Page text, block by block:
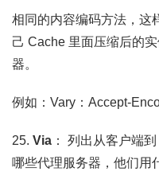
相同的内容编码方法，这
己 Cache 里面压缩后的
器。
例如：Vary：Accept-
25. Via ： 列出从客户端
哪些代理服务器，他们用